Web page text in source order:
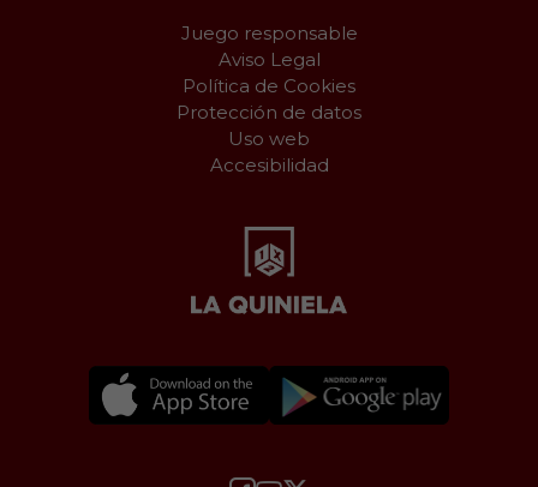
Juego responsable
Aviso Legal
Política de Cookies
Protección de datos
Uso web
Accesibilidad